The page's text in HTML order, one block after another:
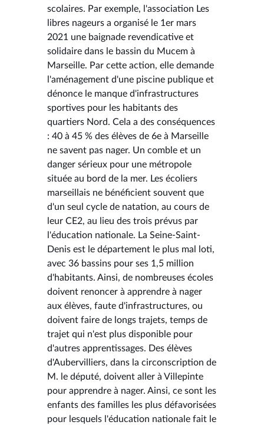
scolaires. Par exemple, l'association Les
libres nageurs a organisé le 1er mars
2021 une baignade revendicative et
solidaire dans le bassin du Mucem à
Marseille. Par cette action, elle demande
l'aménagement d'une piscine publique et
dénonce le manque d'infrastructures
sportives pour les habitants des
quartiers Nord. Cela a des conséquences
: 40 à 45 % des élèves de 6e à Marseille
ne savent pas nager. Un comble et un
danger sérieux pour une métropole
située au bord de la mer. Les écoliers
marseillais ne bénéficient souvent que
d'un seul cycle de natation, au cours de
leur CE2, au lieu des trois prévus par
l'éducation nationale. La Seine-Saint-
Denis est le département le plus mal loti,
avec 36 bassins pour ses 1,5 million
d'habitants. Ainsi, de nombreuses écoles
doivent renoncer à apprendre à nager
aux élèves, faute d'infrastructures, ou
doivent faire de longs trajets, temps de
trajet qui n'est plus disponible pour
d'autres apprentissages. Des élèves
d'Aubervilliers, dans la circonscription de
M. le député, doivent aller à Villepinte
pour apprendre à nager. Ainsi, ce sont les
enfants des familles les plus défavorisées
pour lesquels l'éducation nationale fait le